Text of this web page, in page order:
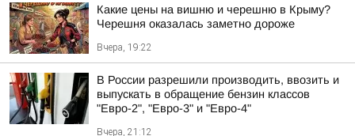
Какие цены на вишню и черешню в Крыму?
Черешня оказалась заметно дороже
Вчера, 19:22
В России разрешили производить, ввозить и
выпускать в обращение бензин классов
"Евро-2", "Евро-3" и "Евро-4"
Вчера, 21:12